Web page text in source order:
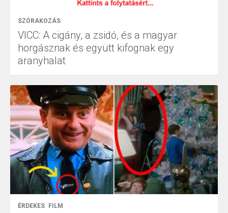
SZÓRAKOZÁS
VICC: A cigány, a zsidó, és a magyar
horgásznak és együtt kifognak egy
aranyhalat
ÉRDEKES FILM